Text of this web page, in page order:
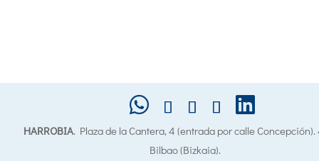
HARROBIA. Plaza de la Cantera, 4 (entrada por calle
Bilbao (Bizkaia).